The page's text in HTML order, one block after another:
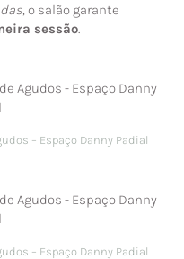
, o salão garante
sessão
– Espaço Danny Padial
– Espaço Danny Padial